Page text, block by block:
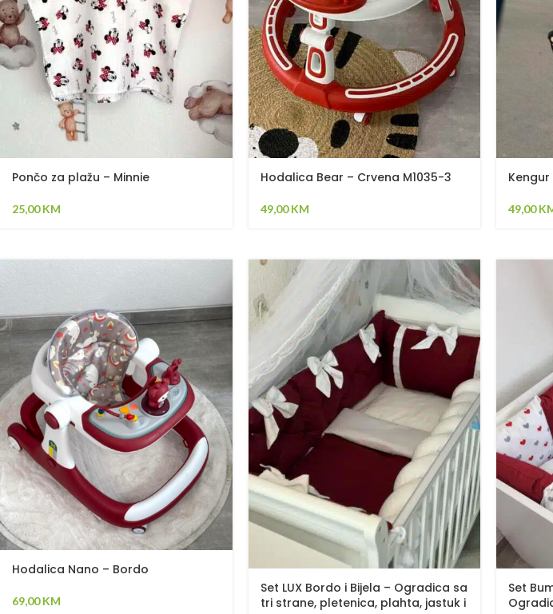
Pončo za plažu – Minnie
25,00KM
Hodalica Bear – Crvena M1035-3
49,00KM
Kengur
49,00
Hodalica Nano – Bordo
69,00KM
Set LUX Bordo i Bijela – Ogradica sa
tri strane, pletenica, plahta, jastuk i
Set